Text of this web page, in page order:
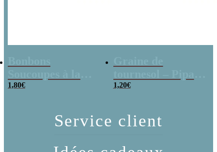
poudre (x20)
1,80€
x 3
1,20€
Service client